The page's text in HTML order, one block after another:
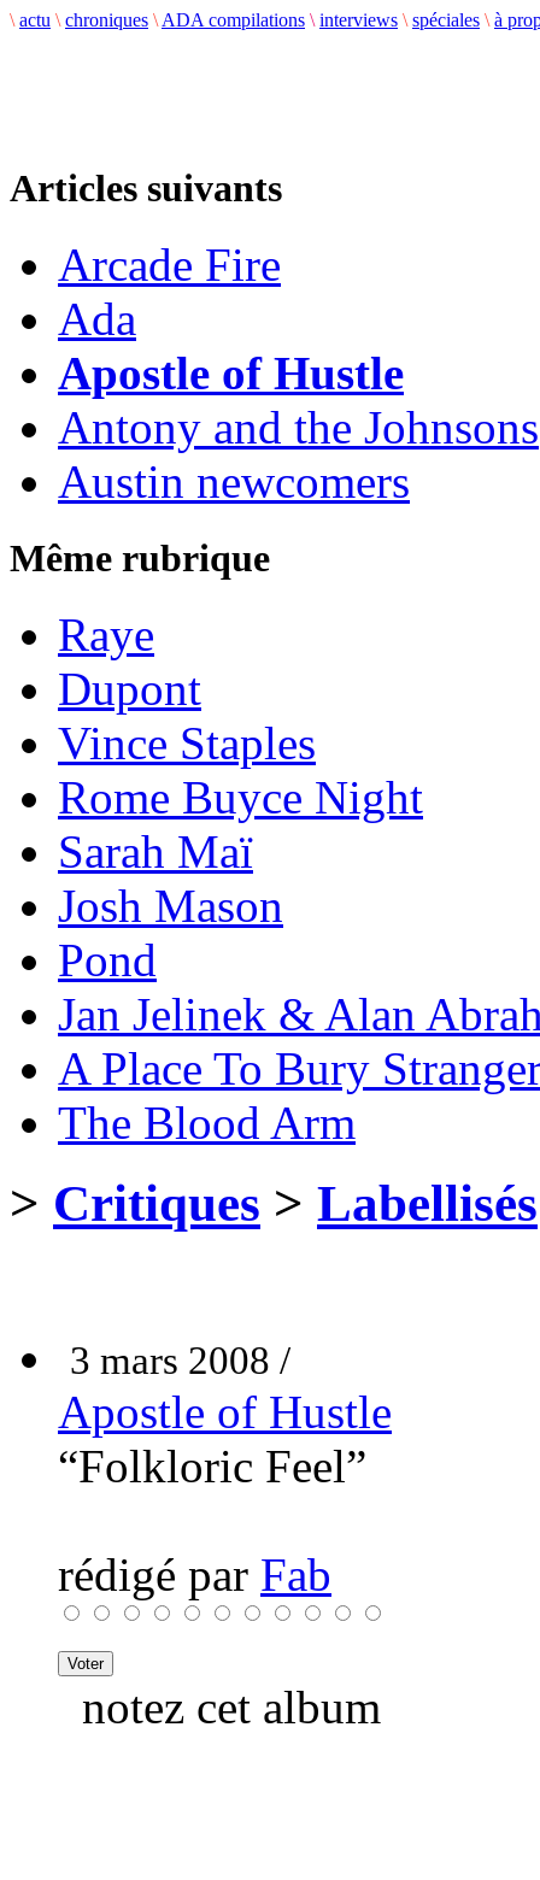
\ actu \ chroniques \ ADA compilations \ interviews \ spéciales \ à
Articles suivants
Arcade Fire
Ada
Apostle of Hustle
Antony and the Johnsons
Austin newcomers
Même rubrique
Raye
Dupont
Vince Staples
Rome Buyce Night
Sarah Maï
Josh Mason
Pond
Jan Jelinek & Alan
A Place To Bury
The Blood Arm
> Critiques > Labellisés
3 mars 2008 /
Apostle of Hustle
“Folkloric Feel”
rédigé par Fab
notez cet album